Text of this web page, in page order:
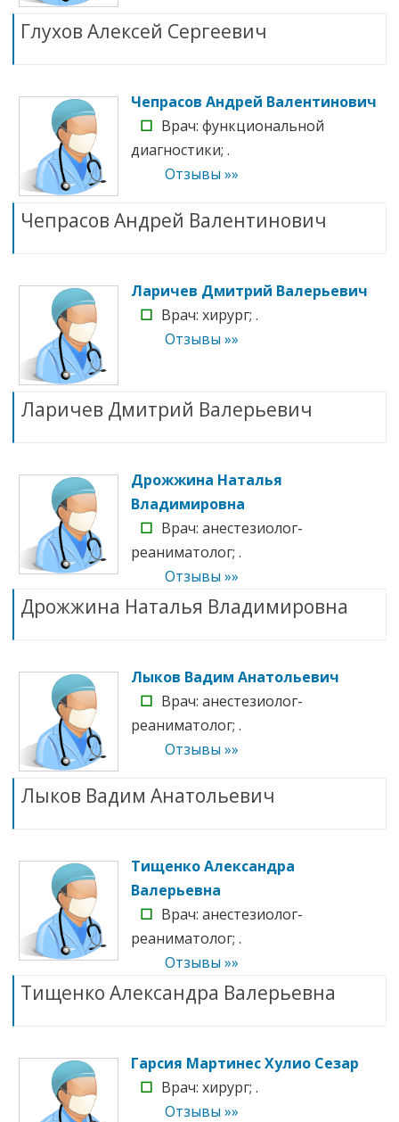
Глухов Алексей Сергеевич
Чепрасов Андрей Валентинович
☐ Врач: функциональной
диагностики; .
Отзывы »»
Чепрасов Андрей Валентинович
Ларичев Дмитрий Валерьевич
☐ Врач: хирург; .
Отзывы »»
Ларичев Дмитрий Валерьевич
Дрожжина Наталья
Владимировна
☐ Врач: анестезиолог-
реаниматолог; .
Отзывы »»
Дрожжина Наталья Владимировна
Лыков Вадим Анатольевич
☐ Врач: анестезиолог-
реаниматолог; .
Отзывы »»
Лыков Вадим Анатольевич
Тищенко Александра
Валерьевна
☐ Врач: анестезиолог-
реаниматолог; .
Отзывы »»
Тищенко Александра Валерьевна
Гарсия Мартинес Хулио Сезар
☐ Врач: хирург; .
Отзывы »»